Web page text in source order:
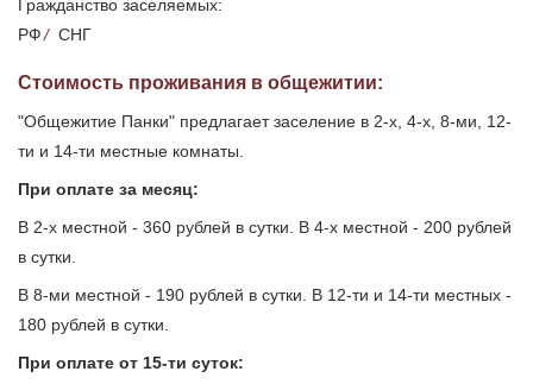
Гражданство заселяемых:
РФ/ СНГ
Стоимость проживания в общежитии:
"Общежитие Панки" предлагает заселение в 2-х, 4-х, 8-ми, 12-
ти и 14-ти местные комнаты.
При оплате за месяц:
В 2-х местной - 360 рублей в сутки. В 4-х местной - 200 рублей
в сутки.
В 8-ми местной - 190 рублей в сутки. В 12-ти и 14-ти местных -
180 рублей в сутки.
При оплате от 15-ти суток: